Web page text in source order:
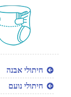
חיתולי אבנה
חיתולי נועם